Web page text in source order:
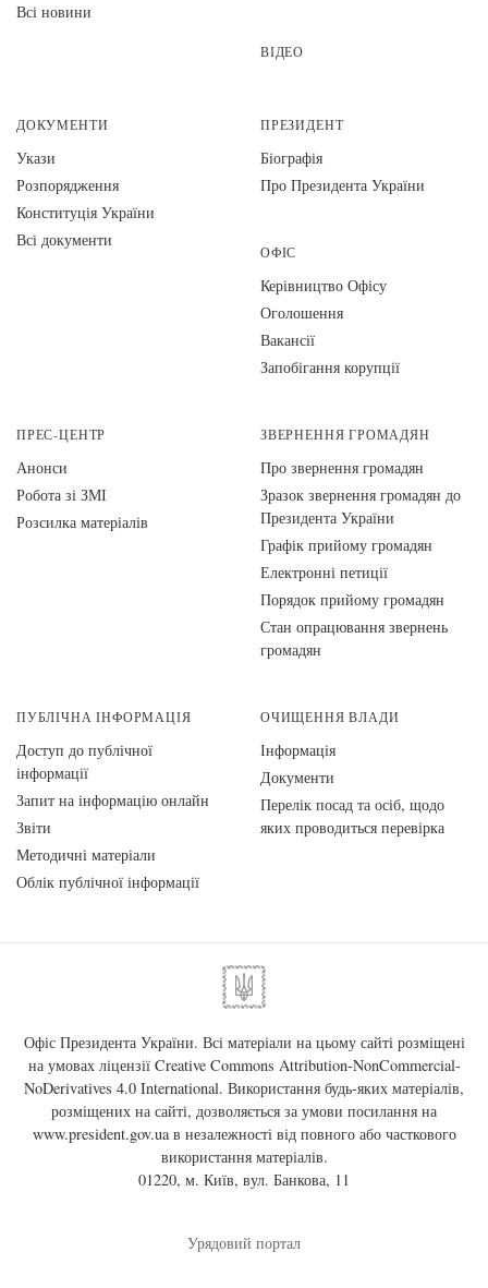
Всі новини
ВІДЕО
ДОКУМЕНТИ
Укази
Розпорядження
Конституція України
Всі документи
ПРЕЗИДЕНТ
Біографія
Про Президента України
ОФІС
Керівництво Офісу
Оголошення
Вакансії
Запобігання корупції
ПРЕС-ЦЕНТР
Анонси
Робота зі ЗМІ
Розсилка матеріалів
ЗВЕРНЕННЯ ГРОМАДЯН
Про звернення громадян
Зразок звернення громадян до
Президента України
Графік прийому громадян
Електронні петиції
Порядок прийому громадян
Стан опрацювання звернень
громадян
ПУБЛІЧНА ІНФОРМАЦІЯ
Доступ до публічної
інформації
Запит на інформацію онлайн
Звіти
Методичні матеріали
Облік публічної інформації
ОЧИЩЕННЯ ВЛАДИ
Інформація
Документи
Перелік посад та осіб, щодо
яких проводиться перевірка
Офіс Президента України. Всі матеріали на цьому сайті розміщені
на умовах ліцензії Creative Commons Attribution-NonCommercial-
NoDerivatives 4.0 International. Використання будь-яких матеріалів,
розміщених на сайті, дозволяється за умови посилання на
www.president.gov.uaв незалежності від повного або часткового
використання матеріалів.
01220, м. Київ, вул. Банкова, 11
Урядовий портал